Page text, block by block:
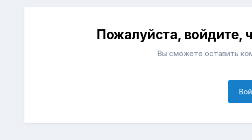
Пожалуйста, войдите,
Вы сможете оставить